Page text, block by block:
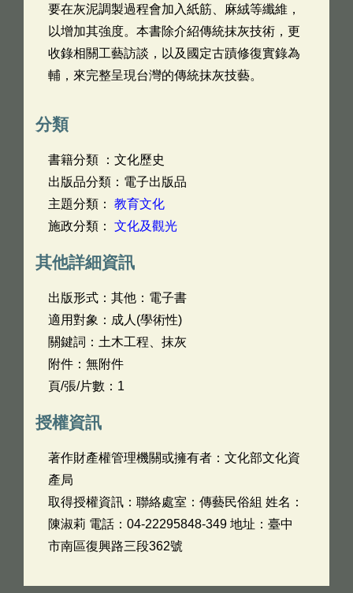
要在灰泥調製過程會加入紙筋、麻絨等纖維，
以增加其強度。本書除介紹傳統抹灰技術，更
收錄相關工藝訪談，以及國定古蹟修復實錄為
輔，來完整呈現台灣的傳統抹灰技藝。
分類
書籍分類 ：文化歷史
出版品分類：電子出版品
主題分類： 教育文化
施政分類： 文化及觀光
其他詳細資訊
出版形式：其他：電子書
適用對象：成人(學術性)
關鍵詞：土木工程、抹灰
附件：無附件
頁/張/片數：1
授權資訊
著作財產權管理機關或擁有者：文化部文化資
產局
取得授權資訊：聯絡處室：傳藝民俗組 姓名：
陳淑莉 電話：04-22295848-349 地址：臺中
市南區復興路三段362號